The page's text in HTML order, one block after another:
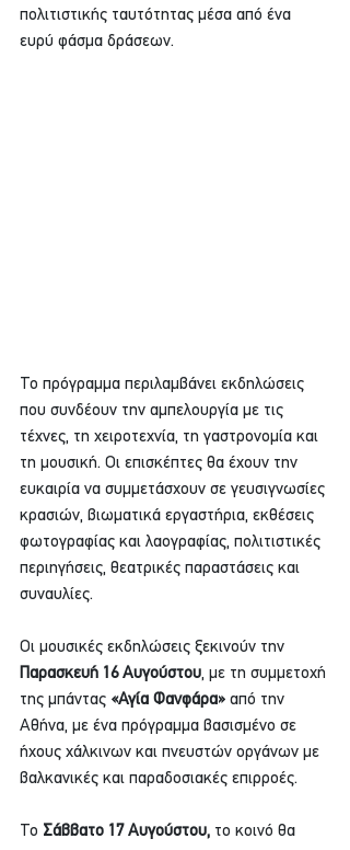
πολιτιστικής ταυτότητας μέσα από ένα
ευρύ φάσμα δράσεων.
Το πρόγραμμα περιλαμβάνει εκδηλώσεις
που συνδέουν την αμπελουργία με τις
τέχνες, τη χειροτεχνία, τη γαστρονομία και
τη μουσική. Οι επισκέπτες θα έχουν την
ευκαιρία να συμμετάσχουν σε γευσιγνωσίες
κρασιών, βιωματικά εργαστήρια, εκθέσεις
φωτογραφίας και λαογραφίας, πολιτιστικές
περιηγήσεις, θεατρικές παραστάσεις και
συναυλίες.
Οι μουσικές εκδηλώσεις ξεκινούν την
Παρασκευή 16 Αυγούστου, με τη συμμετοχή
της μπάντας «Αγία Φανφάρα» από την
Αθήνα, με ένα πρόγραμμα βασισμένο σε
ήχους χάλκινων και πνευστών οργάνων με
βαλκανικές και παραδοσιακές επιρροές.
Το Σάββατο 17 Αυγούστου, το κοινό θα